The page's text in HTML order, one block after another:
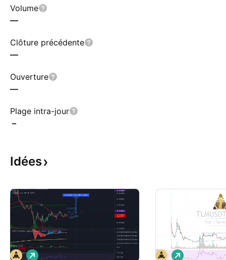
Volume
—
Clôture précédente
—
Ouverture
—
Plage intra-jour
–
Idées
L
L